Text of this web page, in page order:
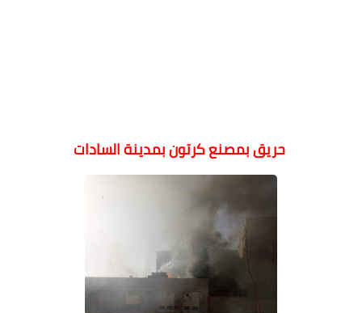
حريق بمصنع كرتون بمدينة السادات